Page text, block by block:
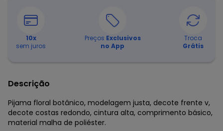
10x
sem juros
Preços Exclusivos
no App
Troca
Grátis
Descrição
Pijama floral botânico, modelagem justa, decote frente v,
decote costas redondo, cintura alta, comprimento básico,
material malha de poliéster.